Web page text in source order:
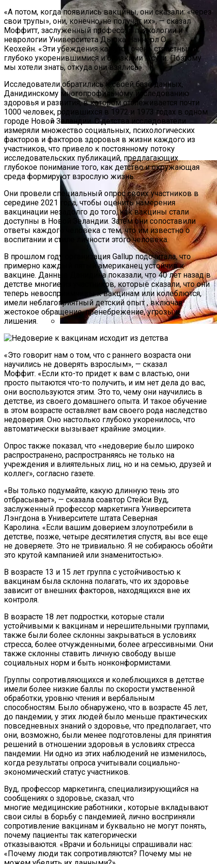
Мимо Земли Пролетит Крупный
Астероид
Специалисты Пояснили, Почему Люди
«А потом, когда появились вакцины, они сказали: «через
свои трупы», они, конечно, не получат их», — сказал
Моффитт, заслуженный профессор психологии и
неврологии Университета Дьюка Наннерл О.
Кеохейн. «Эти убеждения кажутся очень страстными,
глубоко укоренившимися и близкими к сути. Поэтому
мы хотели знать, откуда они взялись».
Исследователи обратились к своей базе данных,
Данидинскому многопрофильному исследованию
здоровья и развития, в котором отслеживается почти
1000 человек, родившихся в 1972 и 1973 годах в одном
городе Новой Зеландии. С детства исследователи
измеряли множество социальных, психологических
факторов и факторов здоровья в жизни каждого из
участников, что привело к постоянному потоку
исследовательских публикаций, предлагающих
глубокое понимание того, как детство и окружающая
среда формируют взрослую жизнь.
Они провели специальный опрос своих участников в
середине 2021 года, чтобы оценить намерения
вакцинации незадолго до того, как вакцины стали
доступны в Новой Зеландии. Затем они сопоставили
ответы каждого человека с тем, что им известно о
воспитании и стиле личности этого человека.
В прошлом году организация Gallup подсчитала, что
примерно каждый пятый американец устойчив к
вакцине. Данные Данидина показали, что 40 лет назад в
детстве многие из участников, которые сказали, что они
теперь невосприимчивы к вакцинам или колеблются,
имели неблагоприятный детский опыт , включая
жестокое обращение, пренебрежение, угрозы и
лишения.
«Это говорит нам о том, что с раннего возраста они
научились не доверять взрослым», — сказал
Моффит. «Если кто-то придет к вам с властью, они
просто пытаются что-то получить, и им нет дела до вас,
они воспользуются этим. Это то, чему они научились в
детстве, из своего домашнего опыта. И такое обучение
в этом возрасте оставляет вам своего рода наследство
недоверия. Оно настолько глубоко укоренилось, что
автоматически вызывает крайние эмоции».
Опрос также показал, что «недоверие было широко
распространено, распространяясь не только на
учреждения и влиятельных лиц, но и на семью, друзей и
коллег», согласно газете.
«Вы только подумайте, какую длинную тень это
отбрасывает», — сказала соавтор Стейси Вуд,
заслуженный профессор маркетинга Университета
Лэнгдона в Университете штата Северная
Каролина. «Если вашим доверием злоупотребили в
детстве, позже, четыре десятилетия спустя, вы все еще
не доверяете. Это не тривиально. Я не собираюсь обойти
это крутой кампанией или знаменитостью».
В возрасте 13 и 15 лет группа с устойчивостью к
вакцинам была склонна полагать, что их здоровье
зависит от внешних факторов, находящихся вне их
контроля.
В возрасте 18 лет подростки, которые стали
устойчивыми к вакцинам и нерешительными группами,
также были более склонны закрываться в условиях
стресса, более отчужденными, более агрессивными. Они
также склонны ставить личную свободу выше
социальных норм и быть нонконформистами.
Группы сопротивляющихся и колеблющихся в детстве
имели более низкие баллы по скорости умственной
обработки, уровню чтения и вербальным
способностям. Было обнаружено, что в возрасте 45 лет,
до пандемии, у этих людей было меньше практических
повседневных знаний о здоровье, что предполагает, что
они, возможно, были менее подготовлены для принятия
решений в отношении здоровья в условиях стресса
пандемии. Ни одно из этих наблюдений не изменилось,
когда результаты опроса учитывали социально-
экономический статус участников.
Вуд, профессор маркетинга, специализирующийся на
сообщениях о здоровье, сказал, что
многие медицинские работники , которые вкладывают
свои силы в борьбу с пандемией, лично восприняли
сопротивление вакцинам и буквально не могут понять,
почему пациенты так категорически
отказываются. «Врачи и больницы спрашивали нас:
«Почему люди так сопротивляются? Почему мы не